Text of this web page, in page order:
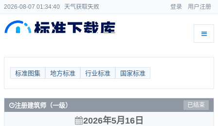
2026-08-07 01:34:41 天气获取失败 登录 用户注册
标准图集 地方标准 行业标准 国家标准
注册建筑师（一级） 已结束
2026年5月16日